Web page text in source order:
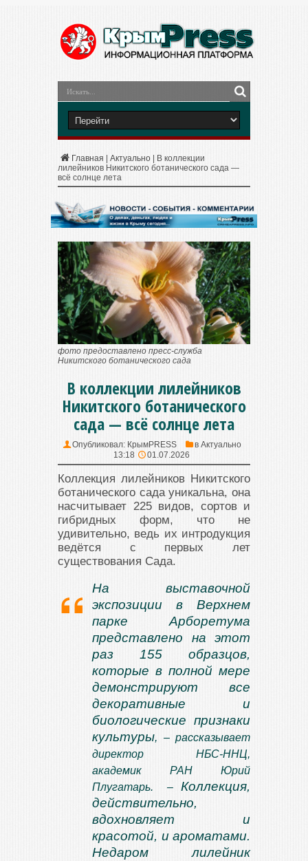
Главная Актуально
В коллекции
лилейников Никитского ботанического сада —
всё солнце лета
фото предоставлено пресс-служба
Никитского ботанического сада
В коллекции лилейников
Никитского ботанического
сада — всё солнце лета
Опубликовал: КрымPRESS в Актуально
13:18
01.07.2026
Коллекция лилейников Никитского
ботанического сада уникальна, она
насчитывает 225 видов, сортов и
гибридных форм, что не
удивительно, ведь их интродукция
ведётся с первых лет
существования Сада.
На выставочной
экспозиции в Верхнем
парке Арборетума
представлено на этот
раз 155 образцов,
которые в полной мере
демонстрируют все
декоративные и
биологические признаки
культуры, – рассказывает
директор НБС-ННЦ,
академик РАН Юрий
Плугатарь. –
Коллекция,
действительно,
вдохновляет и
красотой, и ароматами.
Недаром лилейник